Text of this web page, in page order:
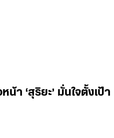
า ‘สุริยะ’ มั่นใจตั้งเป้า